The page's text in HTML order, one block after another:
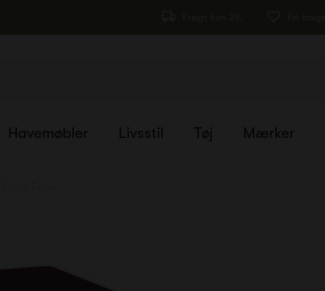
Havemøbler Livsstil Tøj Mærker